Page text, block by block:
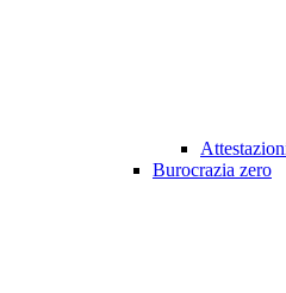
Burocrazia zero